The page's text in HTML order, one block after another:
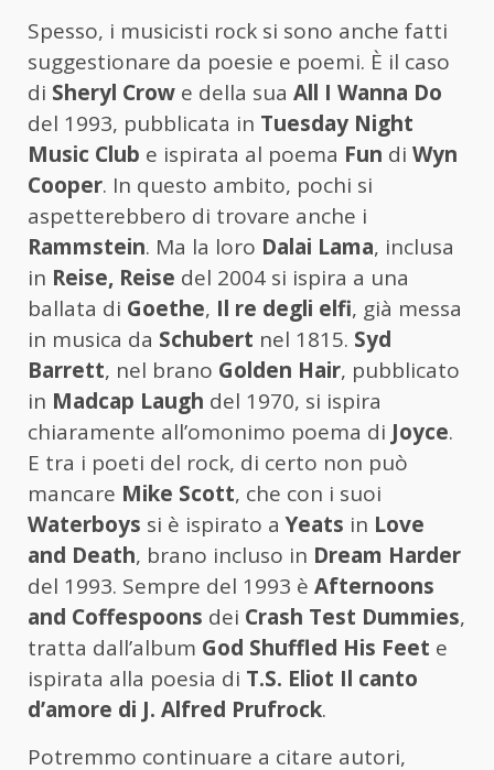
Spesso, i musicisti rock si sono anche fatti
suggestionare da poesie e poemi. È il caso
di Sheryl Crow e della sua All I Wanna Do
del 1993, pubblicata in Tuesday Night
Music Club e ispirata al poema Fun di Wyn
Cooper. In questo ambito, pochi si
aspetterebbero di trovare anche i
Rammstein. Ma la loro Dalai Lama, inclusa
in Reise, Reise del 2004 si ispira a una
ballata di Goethe, Il re degli elfi, già messa
in musica da Schubert nel 1815. Syd
Barrett, nel brano Golden Hair, pubblicato
in Madcap Laugh del 1970, si ispira
chiaramente all’omonimo poema di Joyce.
E tra i poeti del rock, di certo non può
mancare Mike Scott, che con i suoi
Waterboys si è ispirato aYeats in Love
and Death, brano incluso in Dream Harder
del 1993. Sempre del 1993 è Afternoons
and Coffespoons dei Crash Test Dummies,
tratta dall’album God Shuffled His Feet e
ispirata alla poesia di T.S. Eliot Il canto
d’amore di J. Alfred Prufrock.
Potremmo continuare a citare autori,